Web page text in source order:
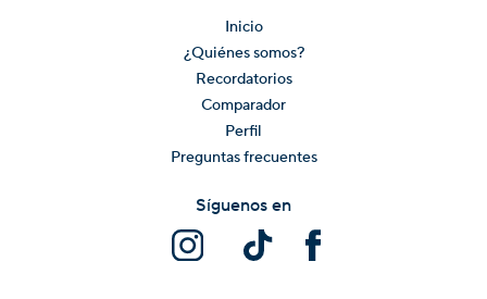
Inicio
¿Quiénes somos?
Recordatorios
Comparador
Perfil
Preguntas frecuentes
Síguenos en